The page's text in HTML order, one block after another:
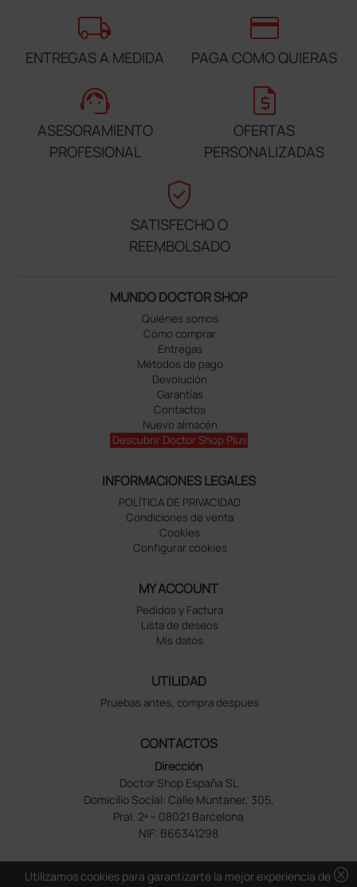
local_shipping
ENTREGAS A MEDIDA
credit_card
PAGA COMO QUIERAS
support_agent
ASESORAMIENTO
PROFESIONAL
request_quote
OFERTAS
PERSONALIZADAS
verified_user
SATISFECHO O
REEMBOLSADO
MUNDO DOCTOR SHOP
Quiénes somos
Cómo comprar
Entregas
Métodos de pago
Devolución
Garantías
Contactos
Nuevo almacén
Descubrir Doctor Shop Plus
INFORMACIONES LEGALES
POLÍTICA DE PRIVACIDAD
Condiciones de venta
Cookies
Configurar cookies
MY ACCOUNT
Pedidos y Factura
Lista de deseos
Mis datos
UTILIDAD
Pruebas antes, compra despues
CONTACTOS
Dirección
Doctor Shop España SL
Domicilio Social: Calle Muntaner, 305,
Pral. 2ª – 08021 Barcelona
NIF: B66341298
cancel
Utilizamos cookies para garantizarte la mejor experiencia de